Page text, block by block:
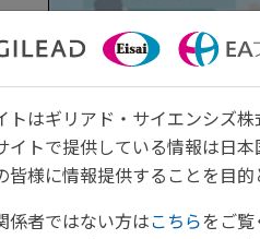
トはギリアド・サイエンシズ
イトで提供している情報は日
皆様に情報提供することを目的
係者ではない方はこちら をご覧